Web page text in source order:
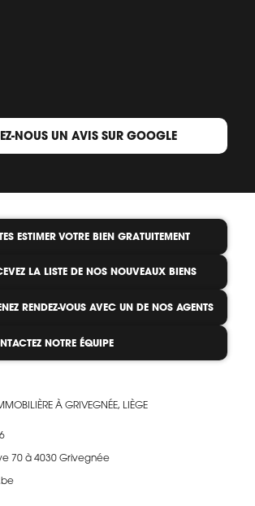
NOUS UN AVIS SUR GOOGLE
ESTIMER VOTRE BIEN GRATUITEMENT
LA LISTE DE NOS NOUVEAUX BIENS
RENDEZ-VOUS AVEC UN DE NOS AGENTS
NOTRE ÉQUIPE
À GRIVEGNÉE, LIÈGE
70 à 4030 Grivegnée